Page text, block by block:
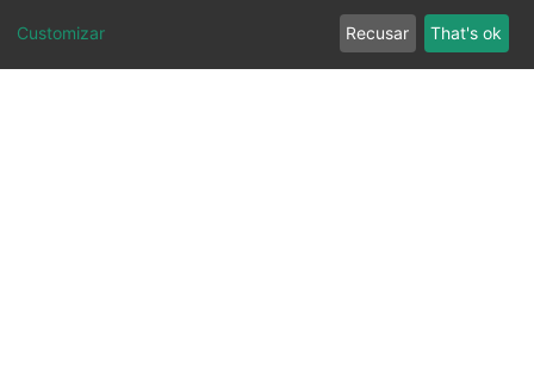
Customizar Recusar That's ok